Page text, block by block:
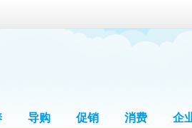
导购 促销 消费 企